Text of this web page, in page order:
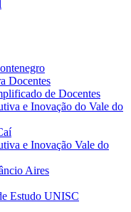
Docentes
de Docentes
e Inovação do Vale do
e Inovação Vale do
Aires
Estudo UNISC